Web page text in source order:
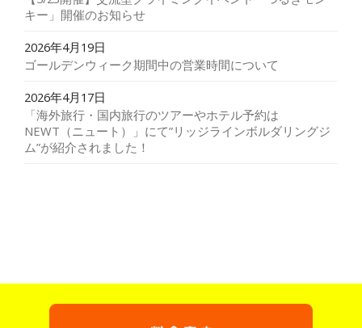
キー」開催のお知らせ
2026年4月19日
ゴールデンウィーク期間中の営業時間について
2026年4月17日
「海外旅行・国内旅行のツアーやホテル予約は
NEWT（ニュート）」にて”リッジラインボルダリングジ
ム”が紹介されました！